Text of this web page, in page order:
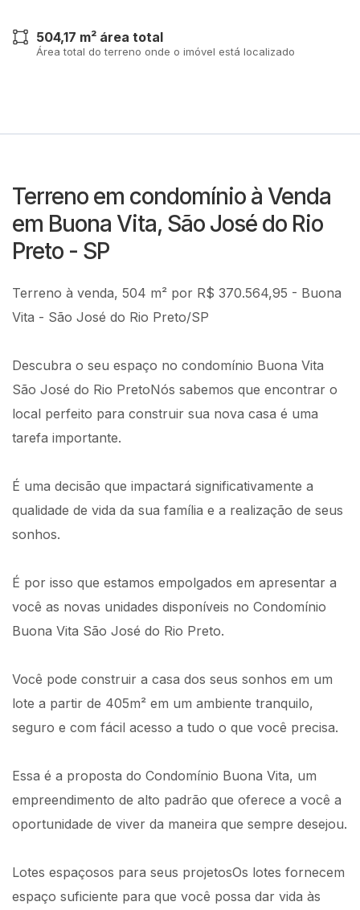
504,17 m² área total
Área total do terreno onde o imóvel está localizado
Terreno em condomínio à Venda
em Buona Vita, São José do Rio
Preto - SP
Terreno à venda, 504 m² por R$ 370.564,95 - Buona
Vita - São José do Rio Preto/SP
Descubra o seu espaço no condomínio Buona Vita
São José do Rio PretoNós sabemos que encontrar o
local perfeito para construir sua nova casa é uma
tarefa importante.
É uma decisão que impactará significativamente a
qualidade de vida da sua família e a realização de seus
sonhos.
É por isso que estamos empolgados em apresentar a
você as novas unidades disponíveis no Condomínio
Buona Vita São José do Rio Preto.
Você pode construir a casa dos seus sonhos em um
lote a partir de 405m² em um ambiente tranquilo,
seguro e com fácil acesso a tudo o que você precisa.
Essa é a proposta do Condomínio Buona Vita, um
empreendimento de alto padrão que oferece a você a
oportunidade de viver da maneira que sempre desejou.
Lotes espaçosos para seus projetosOs lotes fornecem
espaço suficiente para que você possa dar vida às